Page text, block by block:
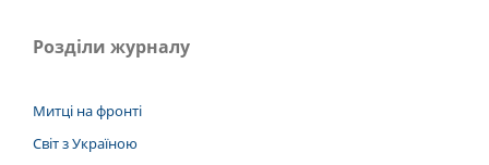
Розділи журналу
Митці на фронті
Світ з Україною